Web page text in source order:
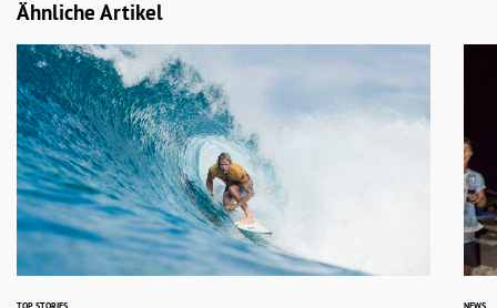
Ähnliche Artikel